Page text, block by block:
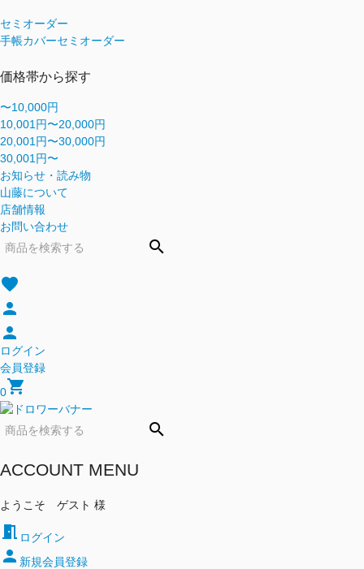
セミオーダー
手帳カバーセミオーダー
価格帯から探す
〜10,000円
10,001円〜20,000円
20,001円〜30,000円
30,001円〜
お知らせ・読み物
山藤について
店舗情報
お問い合わせ
search
favorite
person
person
ログイン
会員登録
0shopping_cart
search
ACCOUNT MENU
ようこそ ゲスト 様
meeting_room ログイン
person 新規会員登録